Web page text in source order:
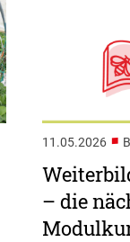
11.05.2026 ■
– die